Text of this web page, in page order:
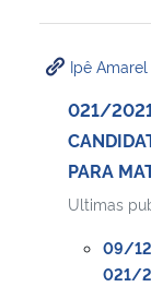
Ipê Amarel
021/2021
PARA
Ultimas
09/
021/